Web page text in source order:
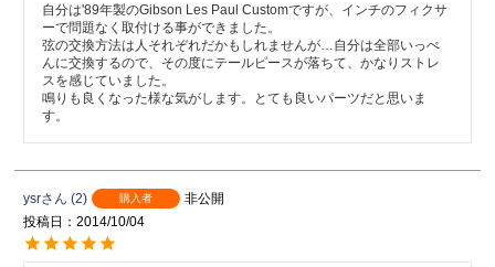
自分は'89年製のGibson Les Paul Customですが、インチのフィクサ
ーで問題なく取付ける事ができました。
弦の交換方法は人それぞれだかもしれませんが…自分は全部いっぺ
んに交換するので、その度にテールピースが落ちて、かなりストレ
スを感じていました。
鳴りも良くなった様な気がします。とても良いパーツだと思いま
す。
ysr 2 購入者
非公開
投稿日
2014/10/04